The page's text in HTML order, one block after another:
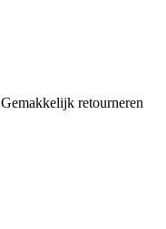
Gemakkelijk retourneren